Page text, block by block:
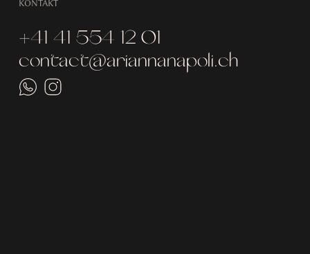
KONTAKT
+41 41 554 12 01
contact@ariannanapoli.ch